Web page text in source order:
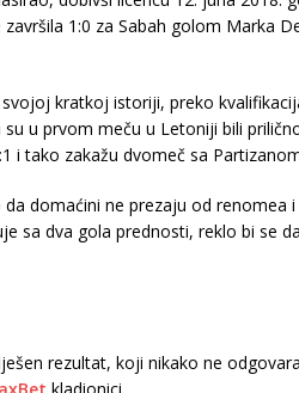
1:0 za Sabah golom Marka
kratkoj istoriji, preko
u prvom meču u Letoniji bili
i tako zakažu dvomeč sa
domaćini ne prezaju od renomea i
sa dva gola prednosti, reklo bi se
rezultat, koji nikako ne